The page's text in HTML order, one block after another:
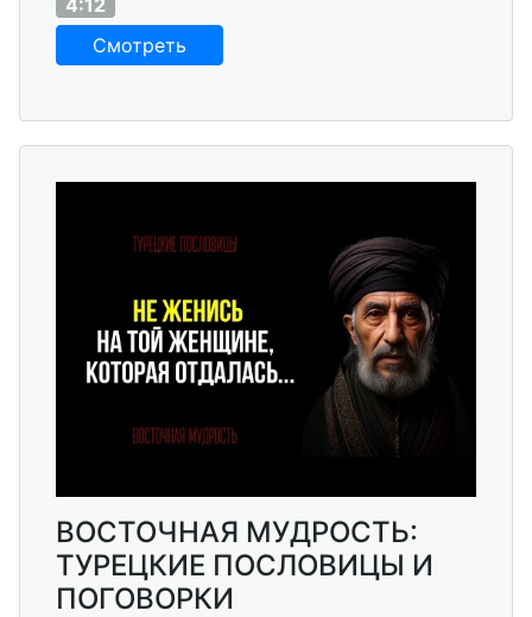
Смотреть
ВОСТОЧНАЯ МУДРОСТЬ:
ТУРЕЦКИЕ ПОСЛОВИЦЫ И
ПОГОВОРКИ